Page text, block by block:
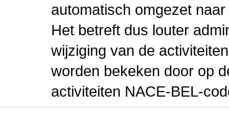
automatisch omgezet
Het betreft dus louter
wijziging van de
worden bekeken door op
activiteiten NACE-BEL-